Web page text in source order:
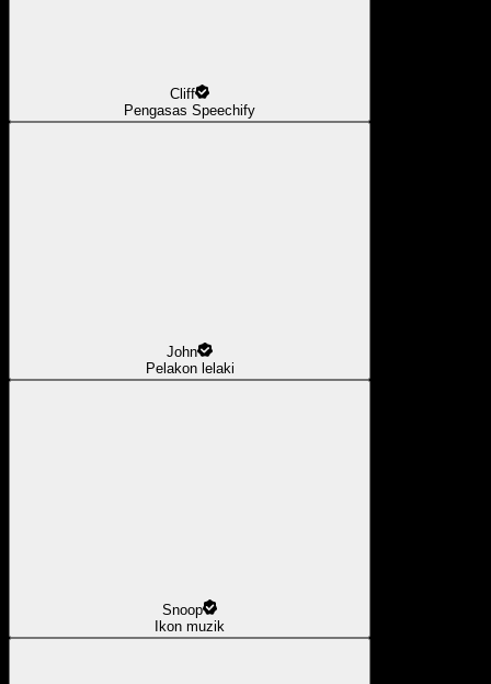
Cliff
Pengasas Speechify
John
Pelakon lelaki
Snoop
Ikon muzik